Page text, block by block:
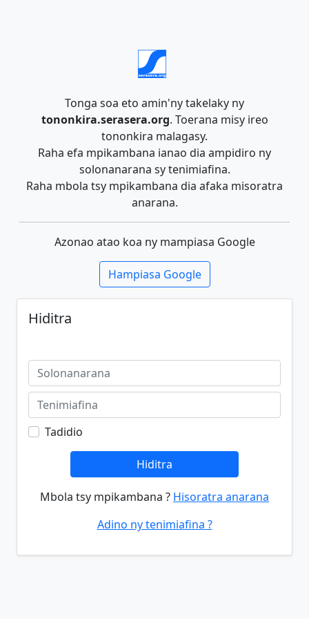
Tonga soa eto amin'ny takelaky ny
tononkira.serasera.org. Toerana misy ireo
tononkira malagasy.
Raha efa mpikambana ianao dia ampidiro ny
solonanarana sy tenimiafina.
Raha mbola tsy mpikambana dia afaka misoratra
anarana.
Azonao atao koa ny mampiasa Google
Hampiasa Google
Hiditra
Tadidio
Hiditra
Mbola tsy mpikambana ? Hisoratra anarana
Adino ny tenimiafina ?